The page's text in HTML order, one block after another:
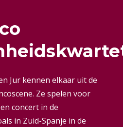
Jur kennen elkaar uit de
Ze spelen voor
concert in de
in Zuid-Spanje in de